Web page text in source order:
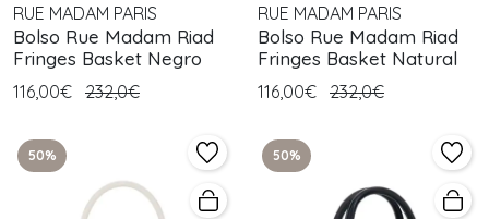
RUE MADAM PARIS
Bolso Rue Madam Riad
Fringes Basket Negro
116,00€ 232,0€
RUE MADAM PARIS
Bolso Rue Madam Riad
Fringes Basket Natural
116,00€ 232,0€
50% 50%